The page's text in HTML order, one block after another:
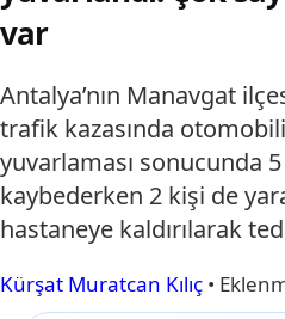
var
Antalya’nın Manavgat
trafik kazasında
yuvarlaması sonucunda 5
kaybederken 2 kişi de
hastaneye kaldırılarak
Kürşat Muratcan Kılıç •